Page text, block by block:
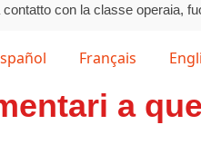
contatto con la classe operaia,
Français
a